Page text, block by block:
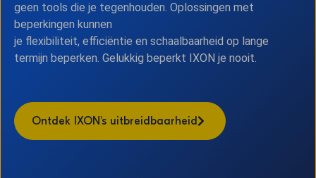
geen tools die je tegenhouden. Oplossingen met
beperkingen kunnen
je flexibiliteit, efficiëntie en schaalbaarheid op lange
termijn beperken. Gelukkig beperkt IXON je nooit.
Ontdek IXON's uitbreidbaarheid